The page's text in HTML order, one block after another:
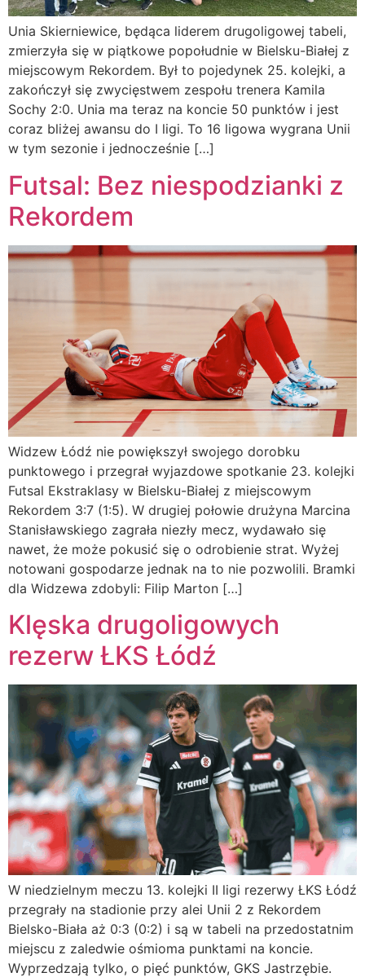
Unia Skierniewice, będąca liderem drugoligowej tabeli,
zmierzyła się w piątkowe popołudnie w Bielsku-Białej z
miejscowym Rekordem. Był to pojedynek 25. kolejki, a
zakończył się zwycięstwem zespołu trenera Kamila
Sochy 2:0. Unia ma teraz na koncie 50 punktów i jest
coraz bliżej awansu do I ligi. To 16 ligowa wygrana Unii
w tym sezonie i jednocześnie […]
Futsal: Bez niespodzianki z
Rekordem
Widzew Łódź nie powiększył swojego dorobku
punktowego i przegrał wyjazdowe spotkanie 23. kolejki
Futsal Ekstraklasy w Bielsku-Białej z miejscowym
Rekordem 3:7 (1:5). W drugiej połowie drużyna Marcina
Stanisławskiego zagrała niezły mecz, wydawało się
nawet, że może pokusić się o odrobienie strat. Wyżej
notowani gospodarze jednak na to nie pozwolili. Bramki
dla Widzewa zdobyli: Filip Marton […]
Klęska drugoligowych
rezerw ŁKS Łódź
W niedzielnym meczu 13. kolejki II ligi rezerwy ŁKS Łódź
przegrały na stadionie przy alei Unii 2 z Rekordem
Bielsko-Biała aż 0:3 (0:2) i są w tabeli na przedostatnim
miejscu z zaledwie ośmioma punktami na koncie.
Wyprzedzają tylko, o pięć punktów, GKS Jastrzębie.